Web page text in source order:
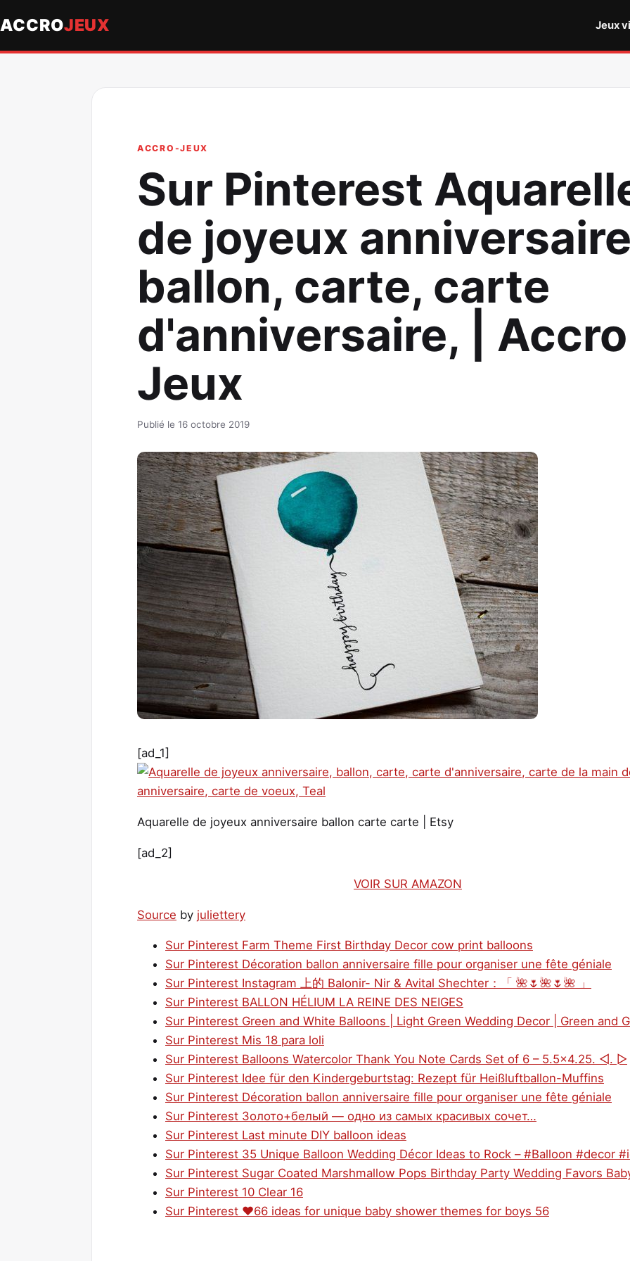
ACCROJEUX Jeux
ACCRO-JEUX
Sur Pinterest
de joyeux
ballon, carte, carte
d'anniversaire, |
Jeux
Publié le 16 octobre 2019
[ad_1]
Aquarelle de joyeux anniversaire ballon carte carte | Etsy
[ad_2]
VOIR SUR AMAZON
Source by juliettery
Sur Pinterest Farm Theme First Birthday Decor cow print balloons
Sur Pinterest Décoration ballon anniversaire fille pour organiser une fête géniale
Sur Pinterest Instagram 上的 Balonir- Nir & Avital Shechter：「 🌺🌷🌺🌷🌺 」
Sur Pinterest BALLON HÉLIUM LA REINE DES NEIGES
Sur Pinterest Green and White Balloons | Light Green Wedding Decor | Green and
Sur Pinterest Mis 18 para loli
Sur Pinterest Balloons Watercolor Thank You Note Cards Set of 6 – 5.5×4.25. ◅. ▻
Sur Pinterest Idee für den Kindergeburtstag: Rezept für Heißluftballon-Muffins
Sur Pinterest Décoration ballon anniversaire fille pour organiser une fête géniale
Sur Pinterest Золото+белый — одно из самых красивых сочет…
Sur Pinterest Last minute DIY balloon ideas
Sur Pinterest 35 Unique Balloon Wedding Décor Ideas to Rock – #Balloon #decor
Sur Pinterest Sugar Coated Marshmallow Pops Birthday Party Wedding Favors
Sur Pinterest 10 Clear 16
Sur Pinterest ❤66 ideas for unique baby shower themes for boys 56